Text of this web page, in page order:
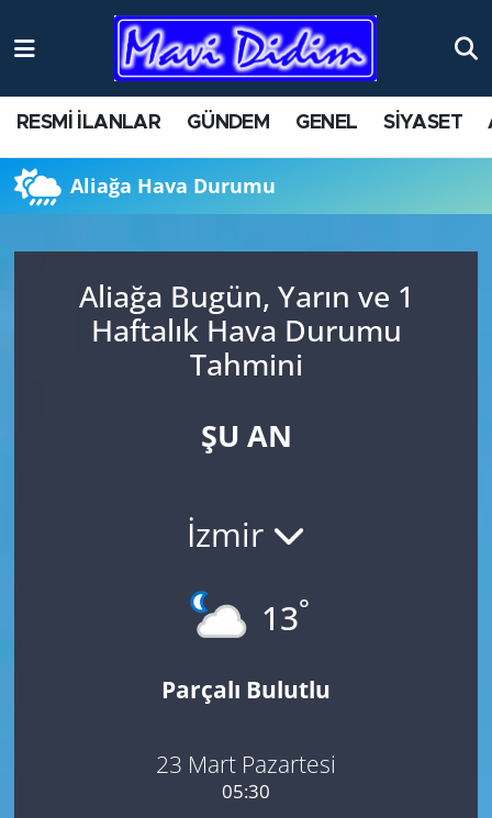
RESMİ İLANLAR GÜNDEM GENEL SİYASET
Aliağa Hava Durumu
Aliağa Bugün, Yarın ve 1
Haftalık Hava Durumu
Tahmini
ŞU AN
İzmir
13°
Parçalı Bulutlu
23 Mart Pazartesi
05:30
ANTİK YERLER
AYDIN
BİLİM VE TEKNOLOJİ
ÇEVRE
HABERDE İNSAN
KÜLTÜR SANAT
Nöbetçi Eczaneler
Namaz Vakitleri
Trafik Durumu
Süper Lig Puan Durumu ve Fikstür
Tüm Manşetler